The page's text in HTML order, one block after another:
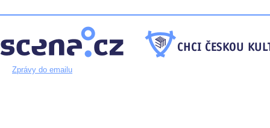
Zprávy do emailu